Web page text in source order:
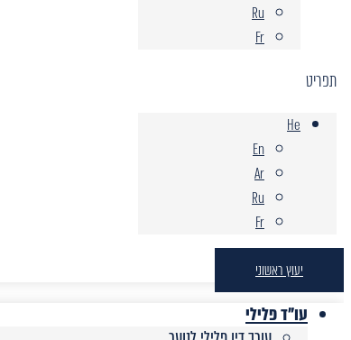
Ru
Fr
תפריט
He
En
Ar
Ru
Fr
יעוץ ראשוני
עו"ד פלילי